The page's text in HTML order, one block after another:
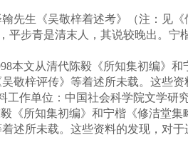
生《吴敬梓着述考》（注：见《
步青是清末人，其说较晚出。宁
本文从清代陈毅《所知集初编》
敬梓评传》等着述所未载。这些
作单位：中国社会科学院文学研
《所知集初编》和宁楷《修洁堂
述所未载。这些资料的发现，对